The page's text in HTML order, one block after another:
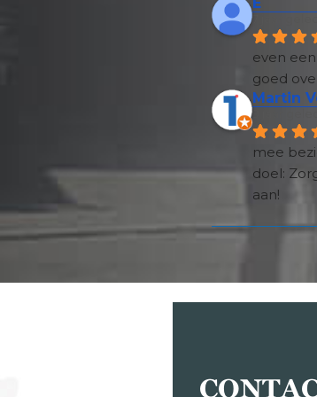
even
goed
Martin
mee
doel:
aan!